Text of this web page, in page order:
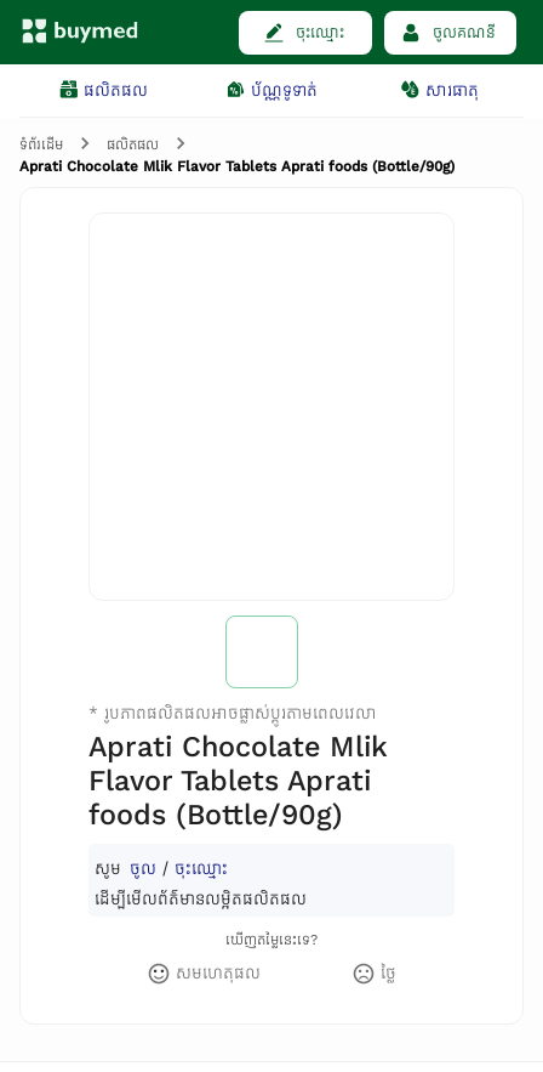
ចុះឈ្មោះ ចូលគណនី
ផលិតផល ប័ណ្ណទូទាត់ សារធាតុ
ទំព័រដើម
ផលិតផល
Aprati Chocolate Mlik Flavor Tablets Aprati foods (Bottle/90g)
* រូបភាពផលិតផលអាចផ្លាស់ប្តូរតាមពេលវេលា
Aprati Chocolate Mlik
Flavor Tablets Aprati
foods (Bottle/90g)
សូម ចូល / ចុះឈ្មោះ
ដើម្បីមើលព័ត៌មានលម្អិតផលិតផល
ឃើញតម្លៃនេះទេ?
សមហេតុផល ថ្លៃ